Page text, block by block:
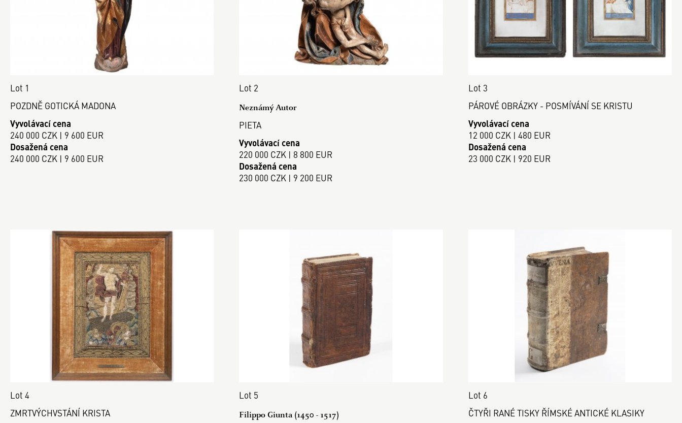
Lot 1
POZDNĚ GOTICKÁ MADONA
Vyvolávací cena
240 000 CZK | 9 600 EUR
Dosažená cena
240 000 CZK | 9 600 EUR
Lot 2
Neznámý Autor
PIETA
Vyvolávací cena
220 000 CZK | 8 800 EUR
Dosažená cena
230 000 CZK | 9 200 EUR
Lot 3
PÁROVÉ OBRÁZKY - POSMÍVÁNÍ SE KRISTU
Vyvolávací cena
12 000 CZK | 480 EUR
Dosažená cena
23 000 CZK | 920 EUR
Lot 4
ZMRTVÝCHVSTÁNÍ KRISTA
Lot 5
Filippo Giunta (1450 - 1517)
Lot 6
ČTYŘI RANÉ TISKY ŘÍMSKÉ ANTICKÉ KLASIKY